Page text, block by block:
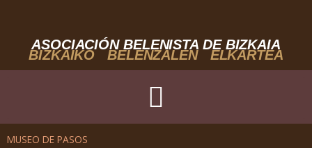
contenidoASOCIACIÓN BELENISTA DE BIZKAIA
BIZKAIKO BELENZALEN ELKARTEA
MUSEO DE PASOS